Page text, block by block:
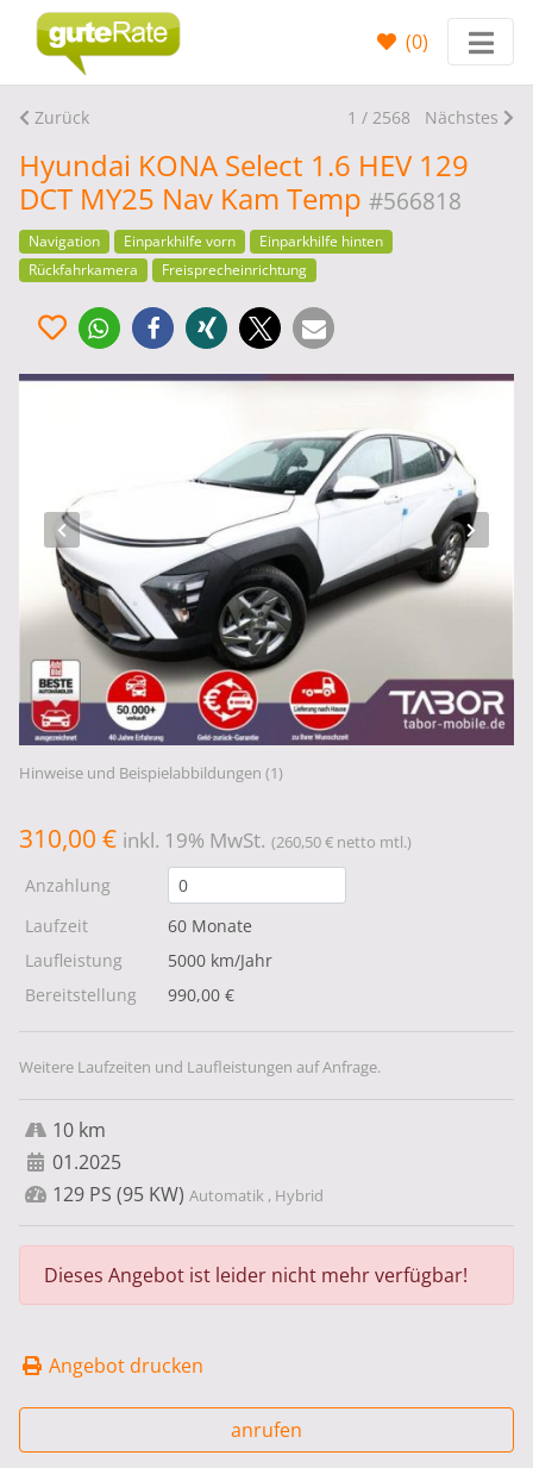
(0)
Zurück 1 / 2568 Nächstes
Hyundai KONA Select 1.6 HEV 129
DCT MY25 Nav Kam Temp #566818
Navigation Einparkhilfe vorn
Einparkhilfe hinten
Rückfahrkamera
Freisprecheinrichtung
Hinweise und Beispielabbildungen (1)
310,00 € inkl. 19% MwSt. (260,50 € netto mtl.)
Anzahlung
Laufzeit
60 Monate
Laufleistung
5000 km/Jahr
Bereitstellung
990,00 €
Weitere Laufzeiten und Laufleistungen auf Anfrage.
10 km
01.2025
129 PS (95 KW) Automatik , Hybrid
Dieses Angebot ist leider nicht mehr verfügbar!
Angebot drucken
anrufen